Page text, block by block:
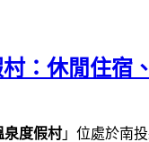
：休閒住
泉度假村」位處於南